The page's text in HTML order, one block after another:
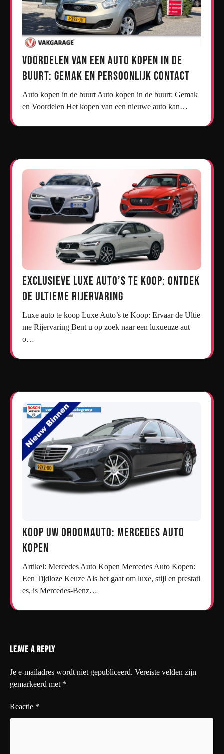
Voordelen van een Auto Kopen in de
Buurt: Gemak en Persoonlijk Contact
Auto kopen in de buurt Auto kopen in de buurt: Gemak
en Voordelen Het kopen van een nieuwe auto kan…
Exclusieve Luxe Auto’s te Koop: Ontdek
de Ultieme Rijervaring
Luxe auto te koop Luxe Auto’s te Koop: Ervaar de Ultie
me Rijervaring Bent u op zoek naar een luxueuze aut
o…
Koop uw droomauto: Mercedes auto
kopen
Artikel: Mercedes Auto Kopen Mercedes Auto Kopen:
Een Tijdloze Keuze Als het gaat om luxe, stijl en prestati
es, is Mercedes-Benz…
Leave a Reply
Je e-mailadres wordt niet gepubliceerd. Vereiste velden zijn
gemarkeerd met *
Reactie *